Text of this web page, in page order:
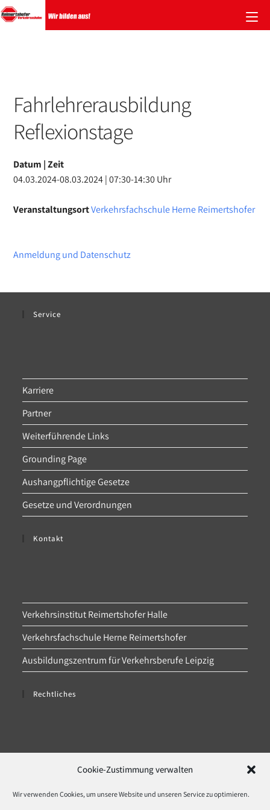
Cookie-Zustimmung verwalten
Wir verwenden Cookies, um unsere Website und unseren Service zu optimieren.
Zum
Inhalt
Fahrlehrerausbildung
Reflexionstage
Datum | Zeit
04.03.2024-08.03.2024 | 07:30-14:30 Uhr
VeranstaltungsortVerkehrsfachschule Herne Reimertshofer
Anmeldung und Datenschutz
Service
Karriere
Partner
Weiterführende Links
Grounding Page
Aushangpflichtige Gesetze
Gesetze und Verordnungen
Kontakt
Verkehrsinstitut Reimertshofer Halle
Verkehrsfachschule Herne Reimertshofer
Ausbildungszentrum für Verkehrsberufe Leipzig
Rechtliches
Impressum